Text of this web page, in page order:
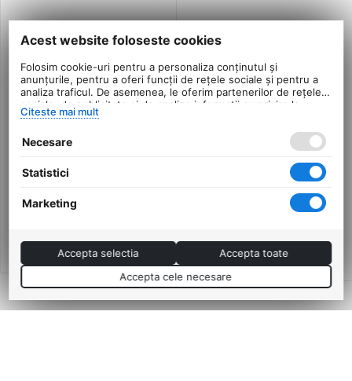
8 MTB, Negru
in stoc
Flow, L 785 Mm, Rosu-
260
Acest website foloseste cookies
Folosim cookie-uri pentru a personaliza conținutul și
anunțurile, pentru a oferi funcții de rețele sociale și pentru a
analiza traficul. De asemenea, le oferim partenerilor de rețele
sociale, de publicitate și de analize informații cu privire la
modul în care folosiți site-ul nostru. Aceștia le pot combina cu
serviciilor lor.
Citeste mai mult
Necesare
Statistici
Marketing
Accepta cele necesare
Accepta selectia Accepta toate